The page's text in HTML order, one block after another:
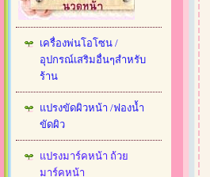
เครื่องพ่นโอโซน /
อุปกรณ์เสริมอื่นๆสำหรับ
ร้าน
แปรงขัดผิวหน้า /ฟองน้ำ
ขัดผิว
แปรงมาร์คหน้า ถ้วย
มาร์คหน้า